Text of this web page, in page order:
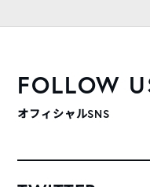
FOLLOW
オフィシャルSNS